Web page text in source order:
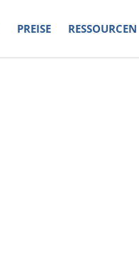
PREISE RESSOURCEN